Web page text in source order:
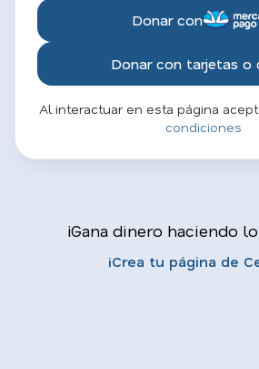
Donar con
Donar con tarjetas o
Al interactuar en esta página
condiciones
¡Gana dinero haciendo
¡Crea tu página de